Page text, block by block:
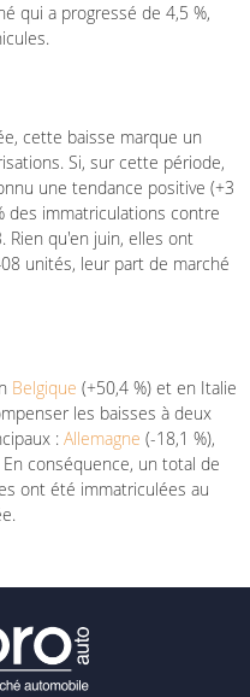
qui a progressé de 4,5 %,
cette baisse marque un
Si, sur cette période,
une tendance positive (+3
des immatriculations contre
Rien qu'en juin, elles ont
unités, leur part de marché
Belgique (+50,4 %) et en Italie
les baisses à deux
: Allemagne (-18,1 %),
En conséquence, un total de
ont été immatriculées au